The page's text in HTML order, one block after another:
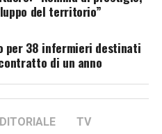
del territorio”
per 38 infermieri destinati
di un anno
TV